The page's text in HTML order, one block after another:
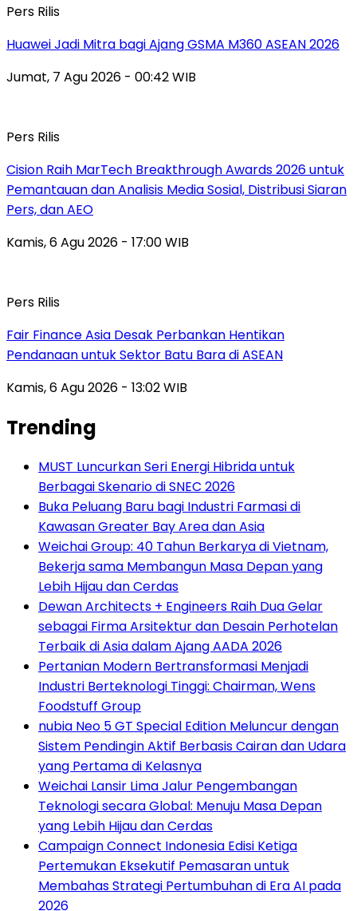
Pers Rilis
Huawei Jadi Mitra bagi Ajang GSMA M360 ASEAN 2026
Jumat, 7 Agu 2026 - 00:42 WIB
Pers Rilis
Cision Raih MarTech Breakthrough Awards 2026 untuk
Pemantauan dan Analisis Media Sosial, Distribusi Siaran
Pers, dan AEO
Kamis, 6 Agu 2026 - 17:00 WIB
Pers Rilis
Fair Finance Asia Desak Perbankan Hentikan
Pendanaan untuk Sektor Batu Bara di ASEAN
Kamis, 6 Agu 2026 - 13:02 WIB
Trending
MUST Luncurkan Seri Energi Hibrida untuk
Berbagai Skenario di SNEC 2026
Buka Peluang Baru bagi Industri Farmasi di
Kawasan Greater Bay Area dan Asia
Weichai Group: 40 Tahun Berkarya di Vietnam,
Bekerja sama Membangun Masa Depan yang
Lebih Hijau dan Cerdas
Dewan Architects + Engineers Raih Dua Gelar
sebagai Firma Arsitektur dan Desain Perhotelan
Terbaik di Asia dalam Ajang AADA 2026
Pertanian Modern Bertransformasi Menjadi
Industri Berteknologi Tinggi: Chairman, Wens
Foodstuff Group
nubia Neo 5 GT Special Edition Meluncur dengan
Sistem Pendingin Aktif Berbasis Cairan dan Udara
yang Pertama di Kelasnya
Weichai Lansir Lima Jalur Pengembangan
Teknologi secara Global: Menuju Masa Depan
yang Lebih Hijau dan Cerdas
Campaign Connect Indonesia Edisi Ketiga
Pertemukan Eksekutif Pemasaran untuk
Membahas Strategi Pertumbuhan di Era AI pada
2026